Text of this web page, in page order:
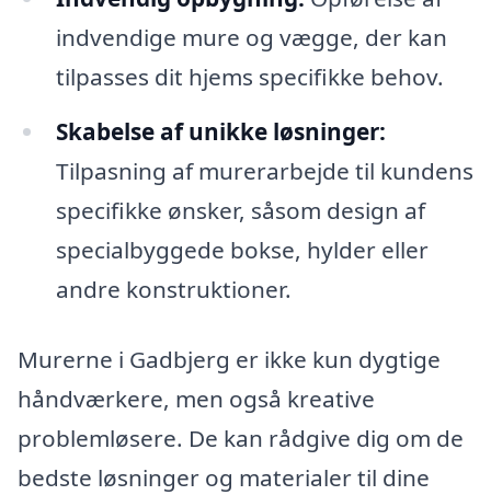
indvendige mure og vægge, der kan
tilpasses dit hjems specifikke behov.
Skabelse af unikke løsninger:
Tilpasning af murerarbejde til kundens
specifikke ønsker, såsom design af
specialbyggede bokse, hylder eller
andre konstruktioner.
Murerne i Gadbjerg er ikke kun dygtige
håndværkere, men også kreative
problemløsere. De kan rådgive dig om de
bedste løsninger og materialer til dine